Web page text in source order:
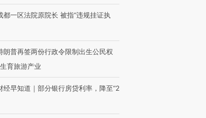
都一区法院原院长 被指“违规挂证执
朗普再签两份行政令限制出生公民权
育旅游产业
经早知道｜部分银行房贷利率，降至“2